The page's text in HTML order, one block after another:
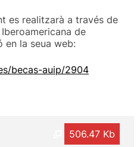
es realitzarà a través de
de
en la seua web:
becas-auip/2904
506.47 Kb